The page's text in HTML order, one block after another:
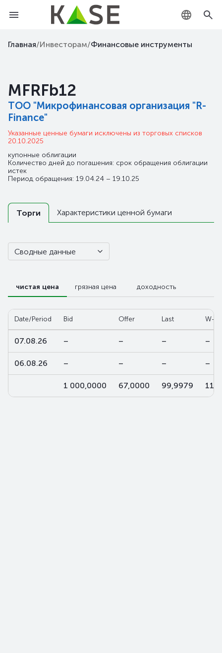
KZ
Главная/Инвесторам/Финансовые инструменты
MFRFb12
ТОО "Микрофинансовая организация "R-
Finance"
Указанные ценные бумаги исключены из торговых списков
20.10.2025
купонные облигации
Количество дней до погашения: срок обращения облигации
истек
Период обращения: 19.04.24 – 19.10.25
Торги Характеристики ценной бумаги
Сводные данные
чистая цена грязная цена доходность
Date/Period Bid Offer Last W-
07.08.26 – – – –
06.08.26 – – – –
1 000,0000 67,0000 99,9979